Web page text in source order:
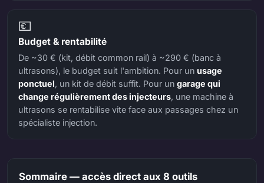
💶
Budget & rentabilité
De ~30 € (kit, débit common rail) à ~290 € (banc à
ultrasons), le budget suit l'ambition. Pour un usage
ponctuel, un kit de débit suffit. Pour un garage qui
change régulièrement des injecteurs, une machine à
ultrasons se rentabilise vite face aux passages chez un
spécialiste injection.
Sommaire — accès direct aux 8 outils